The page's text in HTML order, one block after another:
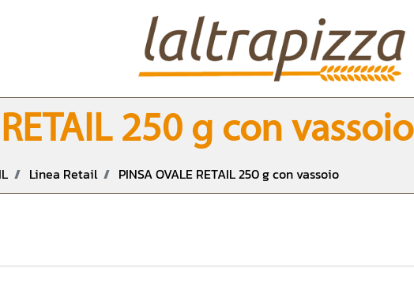
250 g con vassoio
Linea Retail PINSA OVALE RETAIL 250 g con vassoio